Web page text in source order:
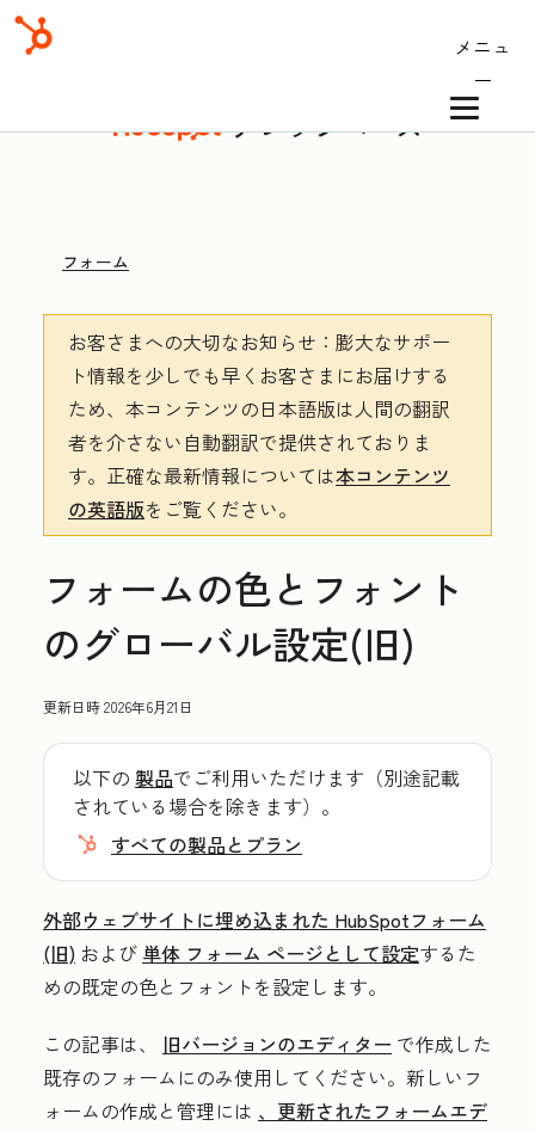
メニュ
ー
ナレッジベース
フォーム
お客さまへの大切なお知らせ ：膨大なサポー
ト情報を少しでも早くお客さまにお届けする
ため、本コンテンツの日本語版は人間の翻訳
者を介さない自動翻訳で提供されておりま
す。 正確な最新情報については本コンテンツ
の英語版をご覧ください。
フォームの色とフォント
のグローバル設定(旧)
更新日時2026年6月21日
以下の 製品でご利用いただけます（別途記載
されている場合を除きます）。
すべての製品とプラン
外部ウェブサイトに埋め込まれた HubSpotフォーム
(旧) および 単体 フォーム ページとして設定するた
めの既定の色とフォントを設定します。
この記事は、 旧バージョンのエディター で作成した
既存のフォームにのみ使用してください。新しいフ
ォームの作成と管理には 、更新されたフォームエデ